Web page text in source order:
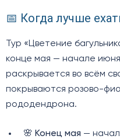
📅 Когда лучше
Тур «Цветение
конце мая — начале
раскрывается во всём
покрываются розово-
рододендрона.
🌸 Конец мая —